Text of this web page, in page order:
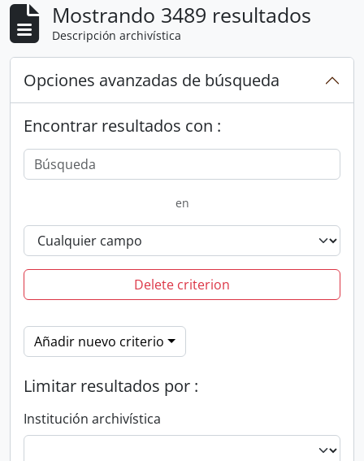
Mostrando 3489 resultados
Descripción archivística
Opciones avanzadas de búsqueda
Encontrar resultados con :
en
Delete criterion
Añadir nuevo criterio
Limitar resultados por :
Institución archivística